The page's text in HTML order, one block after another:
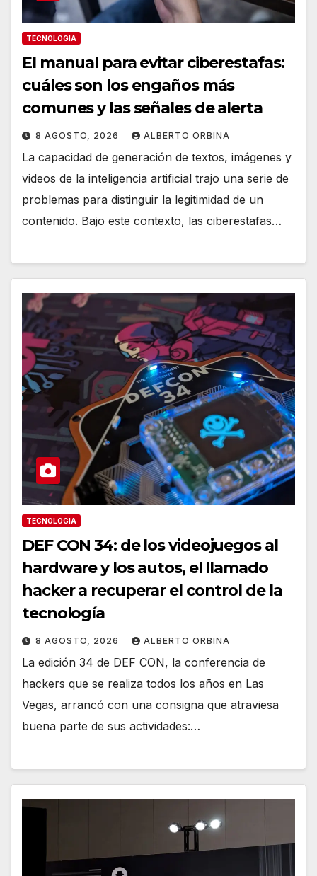
TECNOLOGIA
El manual para evitar ciberestafas:
cuáles son los engaños más
comunes y las señales de alerta
8 AGOSTO, 2026 ALBERTO ORBINA
La capacidad de generación de textos, imágenes y
videos de la inteligencia artificial trajo una serie de
problemas para distinguir la legitimidad de un
contenido. Bajo este contexto, las ciberestafas…
TECNOLOGIA
DEF CON 34: de los videojuegos al
hardware y los autos, el llamado
hacker a recuperar el control de la
tecnología
8 AGOSTO, 2026 ALBERTO ORBINA
La edición 34 de DEF CON, la conferencia de
hackers que se realiza todos los años en Las
Vegas, arrancó con una consigna que atraviesa
buena parte de sus actividades:…